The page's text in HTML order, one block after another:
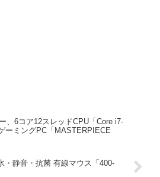
、6コア12スレッドCPU「Core i7-
ーミングPC「MASTERPIECE
・静音・抗菌 有線マウス「400-